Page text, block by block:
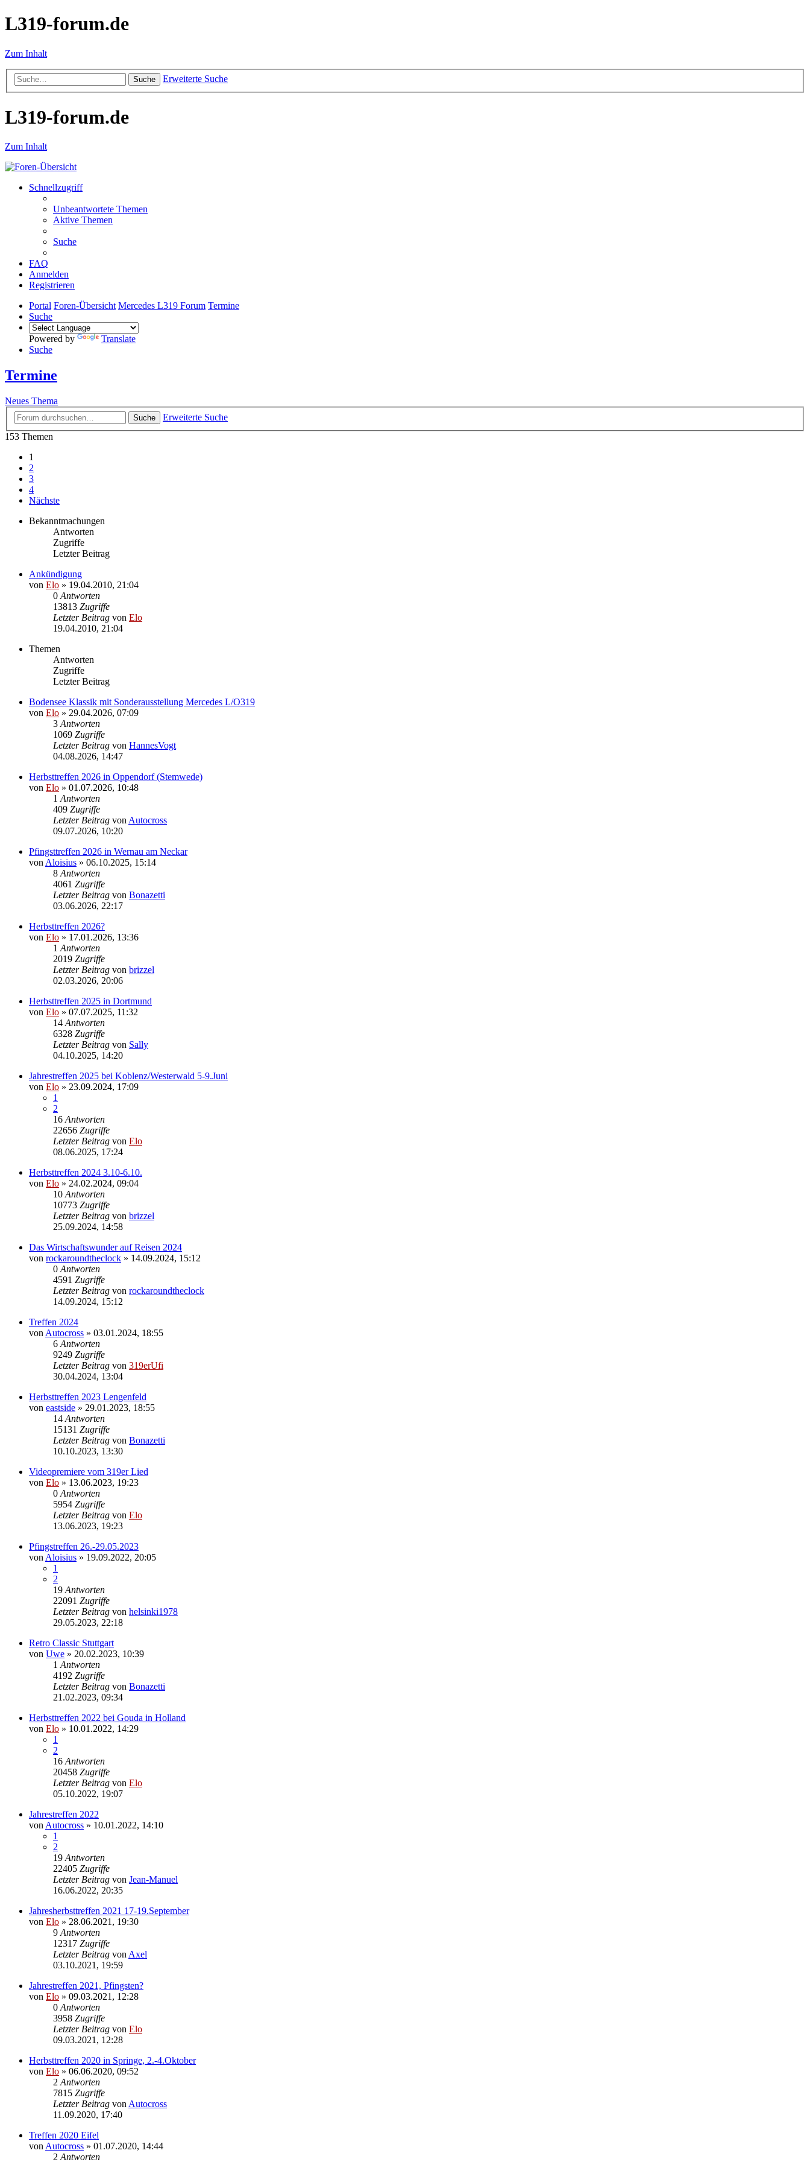
L319-forum.de
Zum Inhalt
Suche Erweiterte Suche
L319-forum.de
Zum Inhalt
Schnellzugriff
Unbeantwortete Themen
Aktive Themen
Suche
FAQ
Anmelden
Registrieren
Portal Foren-Übersicht Mercedes L319 Forum Termine
Suche
Powered by
Translate
Suche
Termine
Neues Thema
Suche
Erweiterte Suche
153 Themen
1
2
3
4
Nächste
Bekanntmachungen
Antworten
Zugriffe
Letzter Beitrag
Ankündigung
von Elo » 19.04.2010, 21:04
0 Antworten
13813 Zugriffe
Letzter Beitrag von Elo
19.04.2010, 21:04
Themen
Antworten
Zugriffe
Letzter Beitrag
Bodensee Klassik mit Sonderausstellung Mercedes L/O319
von Elo » 29.04.2026, 07:09
3 Antworten
1069 Zugriffe
Letzter Beitrag von HannesVogt
04.08.2026, 14:47
Herbsttreffen 2026 in Oppendorf (Stemwede)
von Elo » 01.07.2026, 10:48
1 Antworten
409 Zugriffe
Letzter Beitrag von Autocross
09.07.2026, 10:20
Pfingsttreffen 2026 in Wernau am Neckar
von Aloisius » 06.10.2025, 15:14
8 Antworten
4061 Zugriffe
Letzter Beitrag von Bonazetti
03.06.2026, 22:17
Herbsttreffen 2026?
von Elo » 17.01.2026, 13:36
1 Antworten
2019 Zugriffe
Letzter Beitrag von brizzel
02.03.2026, 20:06
Herbsttreffen 2025 in Dortmund
von Elo » 07.07.2025, 11:32
14 Antworten
6328 Zugriffe
Letzter Beitrag von Sally
04.10.2025, 14:20
Jahrestreffen 2025 bei Koblenz/Westerwald 5-9.Juni
von Elo » 23.09.2024, 17:09
1
2
16 Antworten
22656 Zugriffe
Letzter Beitrag von Elo
08.06.2025, 17:24
Herbsttreffen 2024 3.10-6.10.
von Elo » 24.02.2024, 09:04
10 Antworten
10773 Zugriffe
Letzter Beitrag von brizzel
25.09.2024, 14:58
Das Wirtschaftswunder auf Reisen 2024
von rockaroundtheclock » 14.09.2024, 15:12
0 Antworten
4591 Zugriffe
Letzter Beitrag von rockaroundtheclock
14.09.2024, 15:12
Treffen 2024
von Autocross » 03.01.2024, 18:55
6 Antworten
9249 Zugriffe
Letzter Beitrag von 319erUfi
30.04.2024, 13:04
Herbsttreffen 2023 Lengenfeld
von eastside » 29.01.2023, 18:55
14 Antworten
15131 Zugriffe
Letzter Beitrag von Bonazetti
10.10.2023, 13:30
Videopremiere vom 319er Lied
von Elo » 13.06.2023, 19:23
0 Antworten
5954 Zugriffe
Letzter Beitrag von Elo
13.06.2023, 19:23
Pfingstreffen 26.-29.05.2023
von Aloisius » 19.09.2022, 20:05
1
2
19 Antworten
22091 Zugriffe
Letzter Beitrag von helsinki1978
29.05.2023, 22:18
Retro Classic Stuttgart
von Uwe » 20.02.2023, 10:39
1 Antworten
4192 Zugriffe
Letzter Beitrag von Bonazetti
21.02.2023, 09:34
Herbsttreffen 2022 bei Gouda in Holland
von Elo » 10.01.2022, 14:29
1
2
16 Antworten
20458 Zugriffe
Letzter Beitrag von Elo
05.10.2022, 19:07
Jahrestreffen 2022
von Autocross » 10.01.2022, 14:10
1
2
19 Antworten
22405 Zugriffe
Letzter Beitrag von Jean-Manuel
16.06.2022, 20:35
Jahresherbsttreffen 2021 17-19.September
von Elo » 28.06.2021, 19:30
9 Antworten
12317 Zugriffe
Letzter Beitrag von Axel
03.10.2021, 19:59
Jahrestreffen 2021, Pfingsten?
von Elo » 09.03.2021, 12:28
0 Antworten
3958 Zugriffe
Letzter Beitrag von Elo
09.03.2021, 12:28
Herbsttreffen 2020 in Springe, 2.-4.Oktober
von Elo » 06.06.2020, 09:52
2 Antworten
7815 Zugriffe
Letzter Beitrag von Autocross
11.09.2020, 17:40
Treffen 2020 Eifel
von Autocross » 01.07.2020, 14:44
2 Antworten